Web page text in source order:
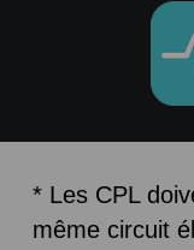
* Les CPL
même circuit